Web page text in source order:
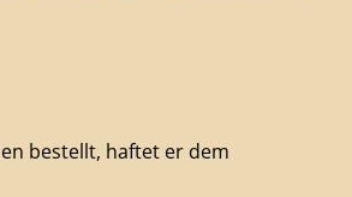
bestellt, haftet er dem